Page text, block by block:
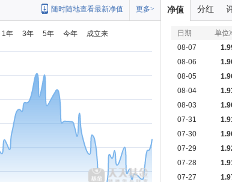
更多>
随时随地查看最新净值
1年 3年 5年 今年 成立来
净值 分红
日期 单位
08-07
08-06
08-05
08-04
08-03
07-31
07-30
07-29
07-28
07-27